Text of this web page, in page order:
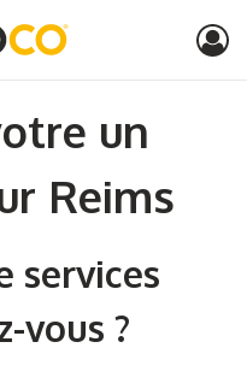
un
Reims
services
vous ?